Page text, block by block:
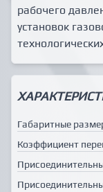
рабочего
установок
Габаритные
Коэффициент